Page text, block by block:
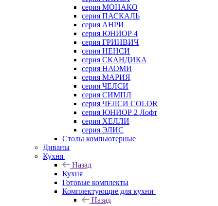
серия МОНАКО
серия ПАСКАЛЬ
серия АНРИ
серия ЮНИОР 4
серия ГРИНВИЧ
серия НЕНСИ
серия СКАНДИКА
серия НАОМИ
серия МАРИЯ
серия ЧЕЛСИ
серия СИМПЛ
серия ЧЕЛСИ COLOR
серия ЮНИОР 2 Лофт
серия ХЕЛЛИ
серия ЭЛИС
Столы компьютерные
Диваны
Кухня
Назад
Кухня
Готовые комплекты
Комплектующие для кухни
Назад